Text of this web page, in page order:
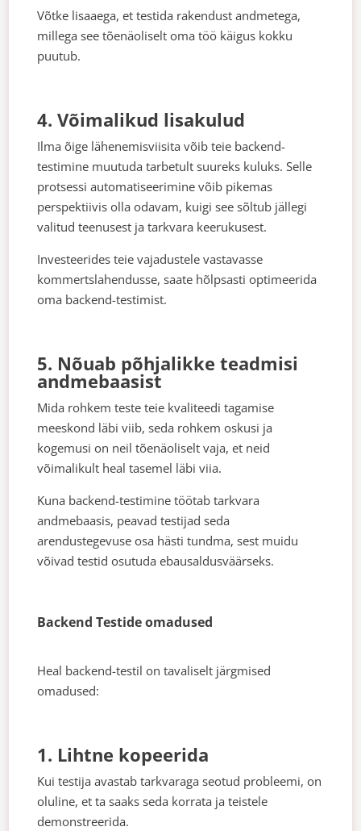
Võtke lisaaega, et testida rakendust andmetega,
millega see tõenäoliselt oma töö käigus kokku
puutub.
4. Võimalikud lisakulud
Ilma õige lähenemisviisita võib teie backend-
testimine muutuda tarbetult suureks kuluks. Selle
protsessi automatiseerimine võib pikemas
perspektiivis olla odavam, kuigi see sõltub jällegi
valitud teenusest ja tarkvara keerukusest.
Investeerides teie vajadustele vastavasse
kommertslahendusse, saate hõlpsasti optimeerida
oma backend-testimist.
5. Nõuab põhjalikke teadmisi
andmebaasist
Mida rohkem teste teie kvaliteedi tagamise
meeskond läbi viib, seda rohkem oskusi ja
kogemusi on neil tõenäoliselt vaja, et neid
võimalikult heal tasemel läbi viia.
Kuna backend-testimine töötab tarkvara
andmebaasis, peavad testijad seda
arendustegevuse osa hästi tundma, sest muidu
võivad testid osutuda ebausaldusväärseks.
Backend Testide omadused
Heal backend-testil on tavaliselt järgmised
omadused:
1. Lihtne kopeerida
Kui testija avastab tarkvaraga seotud probleemi, on
oluline, et ta saaks seda korrata ja teistele
demonstreerida.